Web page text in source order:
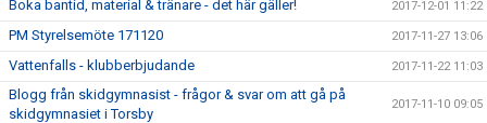
Boka bantid, material & tränare - det här gäller! 2017-12-01 11:22
PM Styrelsemöte 171120 2017-11-27 13:06
Vattenfalls - klubberbjudande 2017-11-22 11:03
Blogg från skidgymnasist - frågor & svar om att gå på
skidgymnasiet i Torsby
2017-11-10 09:05